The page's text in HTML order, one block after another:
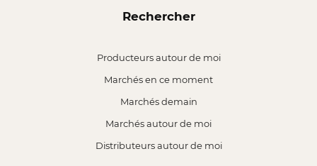
Rechercher
Producteurs autour de moi
Marchés en ce moment
Marchés demain
Marchés autour de moi
Distributeurs autour de moi